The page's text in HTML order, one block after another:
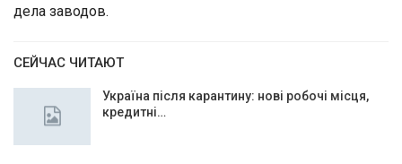
дела заводов.
СЕЙЧАС ЧИТАЮТ
Україна після карантину: нові робочі місця,
кредитні…